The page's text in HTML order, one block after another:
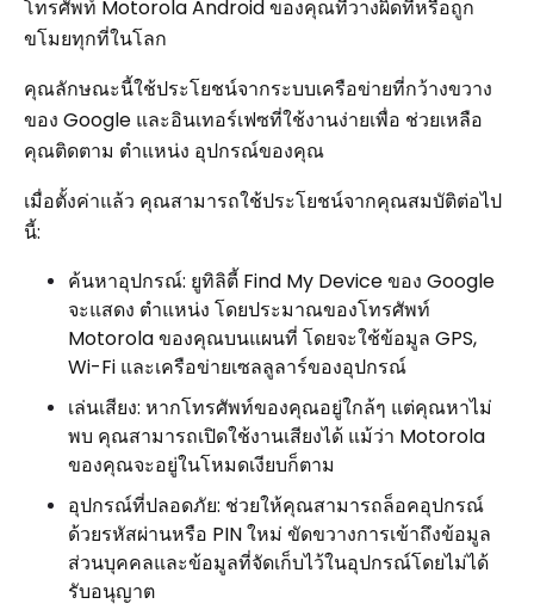
โทรศัพท์ Motorola Android ของคุณที่วางผิดที่หรือถูก
ขโมยทุกที่ในโลก
คุณลักษณะนี้ใช้ประโยชน์จากระบบเครือข่ายที่กว้างขวาง
ของ Google และอินเทอร์เฟซที่ใช้งานง่ายเพื่อ ช่วยเหลือ
คุณติดตาม ตำแหน่ง อุปกรณ์ของคุณ
เมื่อตั้งค่าแล้ว คุณสามารถใช้ประโยชน์จากคุณสมบัติต่อไป
นี้:
ค้นหาอุปกรณ์: ยูทิลิตี้ Find My Device ของ Google
จะแสดง ตำแหน่ง โดยประมาณของโทรศัพท์
Motorola ของคุณบนแผนที่ โดยจะใช้ข้อมูล GPS,
Wi-Fi และเครือข่ายเซลลูลาร์ของอุปกรณ์
เล่นเสียง: หากโทรศัพท์ของคุณอยู่ใกล้ๆ แต่คุณหาไม่
พบ คุณสามารถเปิดใช้งานเสียงได้ แม้ว่า Motorola
ของคุณจะอยู่ในโหมดเงียบก็ตาม
อุปกรณ์ที่ปลอดภัย: ช่วยให้คุณสามารถล็อคอุปกรณ์
ด้วยรหัสผ่านหรือ PIN ใหม่ ขัดขวางการเข้าถึงข้อมูล
ส่วนบุคคลและข้อมูลที่จัดเก็บไว้ในอุปกรณ์โดยไม่ได้
รับอนุญาต